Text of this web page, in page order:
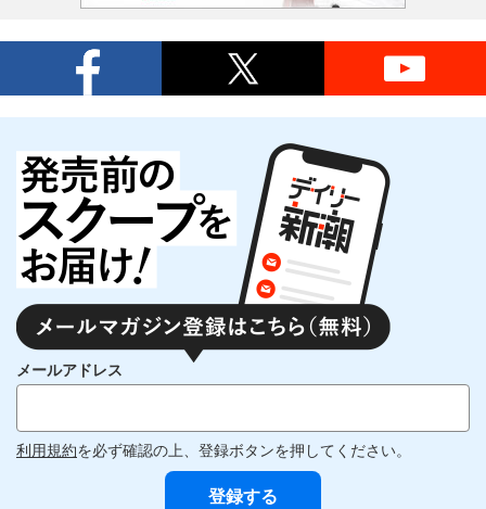
メールアドレス
利用規約を必ず確認の上、登録ボタンを押してください。